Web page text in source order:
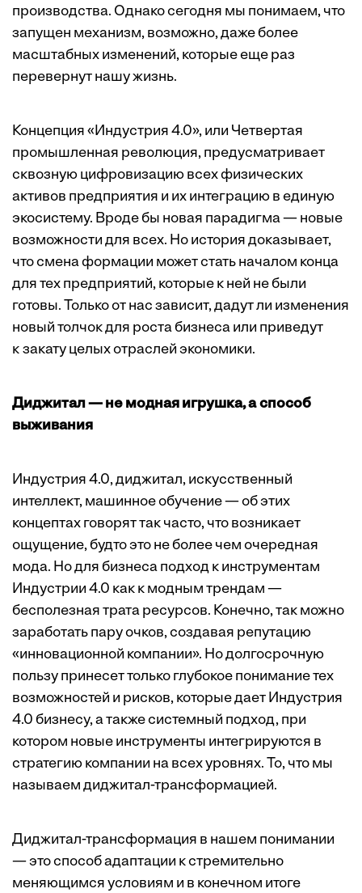
производства. Однако сегодня мы понимаем, что
запущен механизм, возможно, даже более
масштабных изменений, которые еще раз
перевернут нашу жизнь.
Концепция «Индустрия 4.0», или Четвертая
промышленная революция, предусматривает
сквозную цифровизацию всех физических
активов предприятия и их интеграцию в единую
экосистему. Вроде бы новая парадигма — новые
возможности для всех. Но история доказывает,
что смена формации может стать началом конца
для тех предприятий, которые к ней не были
готовы. Только от нас зависит, дадут ли изменения
новый толчок для роста бизнеса или приведут
к закату целых отраслей экономики.
Диджитал — не модная игрушка, а способ
выживания
Индустрия 4.0, диджитал, искусственный
интеллект, машинное обучение — об этих
концептах говорят так часто, что возникает
ощущение, будто это не более чем очередная
мода. Но для бизнеса подход к инструментам
Индустрии 4.0 как к модным трендам —
бесполезная трата ресурсов. Конечно, так можно
заработать пару очков, создавая репутацию
«инновационной компании». Но долгосрочную
пользу принесет только глубокое понимание тех
возможностей и рисков, которые дает Индустрия
4.0 бизнесу, а также системный подход, при
котором новые инструменты интегрируются в
стратегию компании на всех уровнях. То, что мы
называем диджитал-трансформацией.
Диджитал-трансформация в нашем понимании
— это способ адаптации к стремительно
меняющимся условиям и в конечном итоге